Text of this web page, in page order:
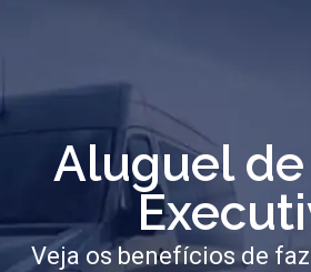
Aluguel
Veja os benefícios de